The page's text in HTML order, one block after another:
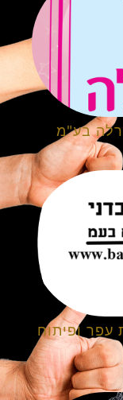
בע"מ
עפר ופיתוח